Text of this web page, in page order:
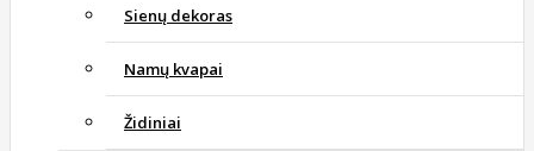
Sienų dekoras
Namų kvapai
Židiniai